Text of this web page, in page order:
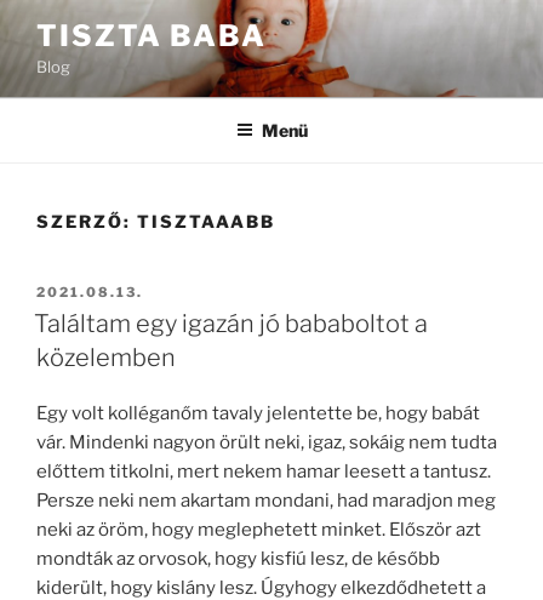
Tartalomhoz
TISZTA BABA
Blog
Menü
SZERZŐ: TISZTAAABB
BEKÜLDVE:
2021.08.13.
Találtam egy igazán jó bababoltot a
közelemben
Egy volt kolléganőm tavaly jelentette be, hogy babát
vár. Mindenki nagyon örült neki, igaz, sokáig nem tudta
előttem titkolni, mert nekem hamar leesett a tantusz.
Persze neki nem akartam mondani, had maradjon meg
neki az öröm, hogy meglephetett minket. Először azt
mondták az orvosok, hogy kisfiú lesz, de később
kiderült, hogy kislány lesz. Úgyhogy elkezdődhetett a